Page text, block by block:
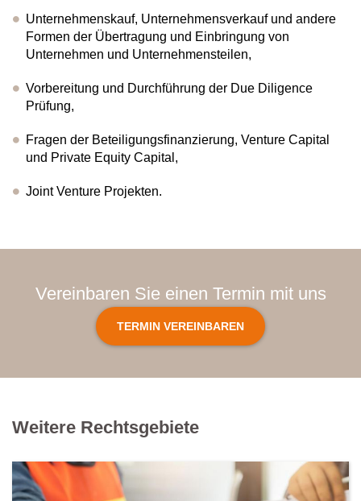
Unternehmenskauf, Unternehmensverkauf und andere
Formen der Übertragung und Einbringung von
Unternehmen und Unternehmensteilen,
Vorbereitung und Durchführung der Due Diligence
Prüfung,
Fragen der Beteiligungsfinanzierung, Venture Capital
und Private Equity Capital,
Joint Venture Projekten.
Vereinbaren Sie einen Termin mit uns
TERMIN VEREINBAREN
Weitere Rechtsgebiete